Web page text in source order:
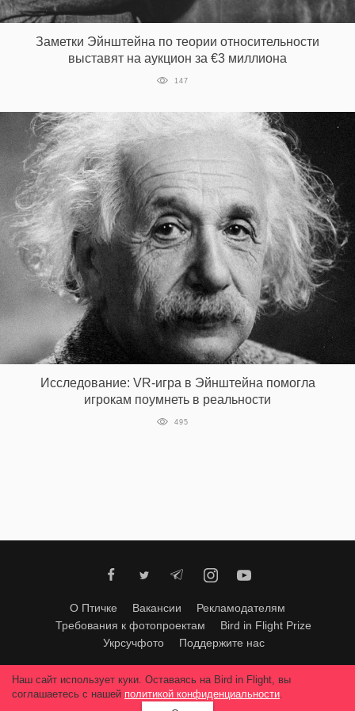
Заметки Эйнштейна по теории относительности
выставят на аукцион за €3 миллиона
147
Исследование: VR-игра в Эйнштейна помогла
игрокам поумнеть в реальности
495
О Птичке Вакансии
Рекламодателям
Требования к фотопроектам
Bird in Flight Prize
Укрсучфото
Поддержите нас
Любое использование материалов допускается только с согласия
редакции.© 2026, Bird In Flight.
Все права защищены.
Наш сайт использует куки. Оставаясь на Bird in Flight, вы
соглашаетесь с нашей политикой конфиденциальности.